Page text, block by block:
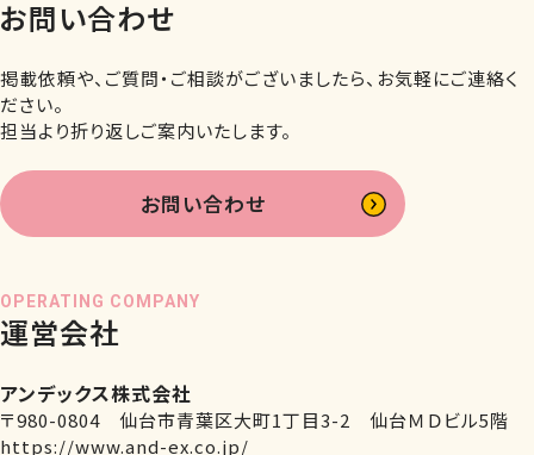
OPERATING COMPANY
運営会社
アンデックス株式会社
〒980-0804 仙台市青葉区大町1丁目3-2 仙台ＭＤビル5階
https://www.and-ex.co.jp/
お問い合わせ
掲載依頼や、ご質問・ご相談がございましたら、お気軽にご連絡く
ださい。
担当より折り返しご案内いたします。
お問い合わせ